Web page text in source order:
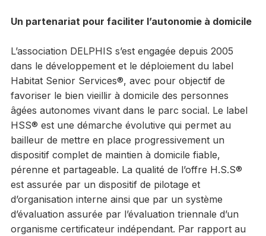
Un partenariat pour faciliter l’autonomie à domicile
L’association DELPHIS s’est engagée depuis 2005
dans le développement et le déploiement du label
Habitat Senior Services®, avec pour objectif de
favoriser le bien vieillir à domicile des personnes
âgées autonomes vivant dans le parc social. Le label
HSS® est une démarche évolutive qui permet au
bailleur de mettre en place progressivement un
dispositif complet de maintien à domicile fiable,
pérenne et partageable. La qualité de l’offre H.S.S®
est assurée par un dispositif de pilotage et
d’organisation interne ainsi que par un système
d’évaluation assurée par l’évaluation triennale d’un
organisme certificateur indépendant. Par rapport au